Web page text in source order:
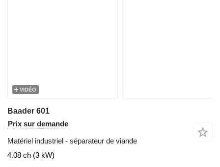
VIDÉO
Baader 601
Prix sur demande
Matériel industriel - séparateur de viande
4.08 ch (3 kW)